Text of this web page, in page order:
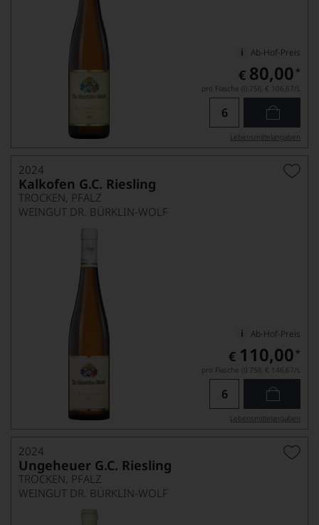
Ab-Hof-Preis
€ 80,00 *
pro Flasche (0.75l), € 106,67/L
Lebensmittel­angaben
2024
Kalkofen G.C. Riesling
TROCKEN, PFALZ
WEINGUT DR. BÜRKLIN-WOLF
Ab-Hof-Preis
€ 110,00 *
pro Flasche (0.75l), € 146,67/L
Lebensmittel­angaben
2024
Ungeheuer G.C. Riesling
TROCKEN, PFALZ
WEINGUT DR. BÜRKLIN-WOLF